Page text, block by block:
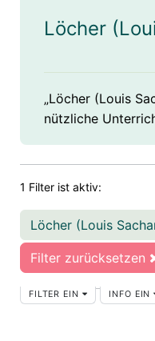
Löcher
„Löcher (Louis
nützliche
1 Filter ist aktiv:
Löcher (Louis
Filter zurücksetzen
FILTER EIN INFO EIN